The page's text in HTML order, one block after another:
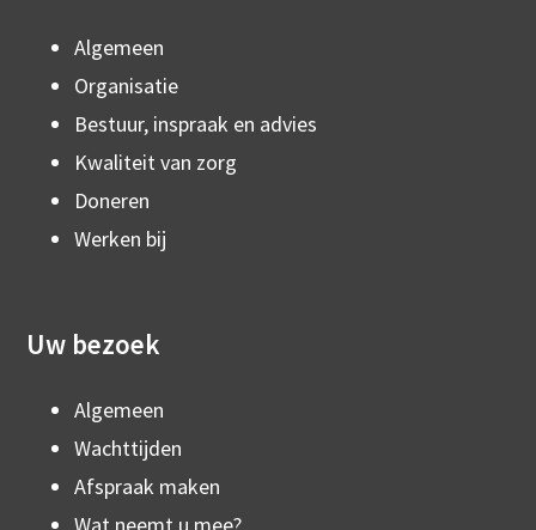
Algemeen
Organisatie
Bestuur, inspraak en advies
Kwaliteit van zorg
Doneren
Werken bij
Uw bezoek
Algemeen
Wachttijden
Afspraak maken